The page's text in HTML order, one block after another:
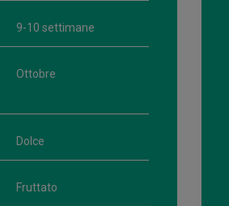
9-10 settimane
Ottobre
Dolce
Fruttato